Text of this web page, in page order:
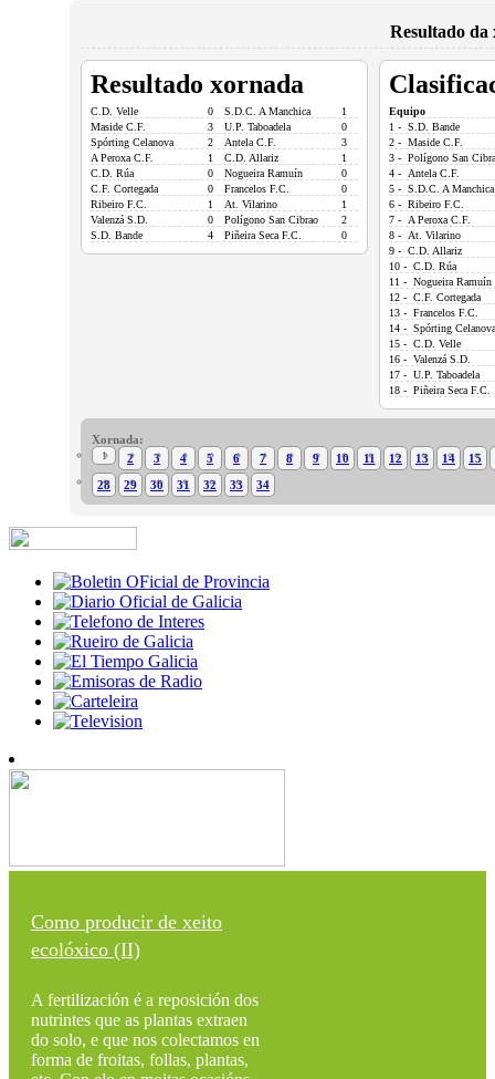
Resultado da
Resultado xornada
C.D. Velle 0 S.D.C. A Manchica
1
Maside C.F.
3 U.P. Taboadela
0
Spórting Celanova
2 Antela C.F.
3
A Peroxa C.F.
1 C.D. Allariz
1
C.D. Rúa
0 Nogueira Ramuín
0
C.F. Cortegada
0 Francelos F.C.
0
Ribeiro F.C.
1 At. Vilarino
1
Valenzá S.D.
0 Polígono San Cibrao
2
S.D. Bande
4 Piñeira Seca F.C. 0
Equipo
1 - S.D. Bande
2 - Maside C.F.
3 - Polígono San
4 - Antela C.F.
5 - S.D.C. A Manchica
6 - Ribeiro F.C.
7 - A Peroxa C.F.
8 - At. Vilarino
9 - C.D. Allariz
10 - C.D. Rúa
11 - Nogueira Ramuín
12 - C.F. Cortegada
13 - Francelos F.C.
14 - Spórting Celanova
15 - C.D. Velle
16 - Valenzá S.D.
17 - U.P. Taboadela
18 - Piñeira Seca F.C.
Xornada:
1 2 3 4 5 6 7 8 9 10 11 12 13 14
15
28
29 30 31 32 33 34
Como producir de xeito
ecolóxico (II)
A fertilización é a reposición dos
nutrintes que as plantas extraen
do solo, e que nos colectamos en
forma de froitas, follas, plantas,